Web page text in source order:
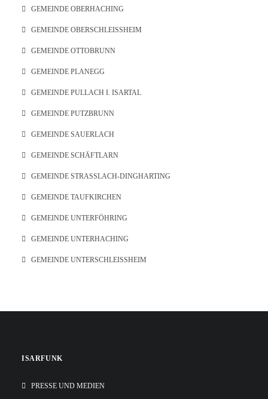
GEMEINDE OBERHACHING
GEMEINDE OBERSCHLEISSHEIM
GEMEINDE OTTOBRUNN
GEMEINDE PLANEGG
GEMEINDE PULLACH I. ISARTAL
GEMEINDE PUTZBRUNN
GEMEINDE SAUERLACH
GEMEINDE SCHÄFTLARN
GEMEINDE STRASSLACH-DINGHARTING
GEMEINDE TAUFKIRCHEN
GEMEINDE UNTERFÖHRING
GEMEINDE UNTERHACHING
GEMEINDE UNTERSCHLEISSHEIM
ISARFUNK
PRESSE UND MEDIEN